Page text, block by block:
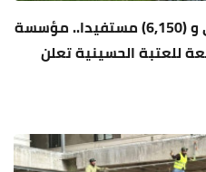
اكثر من (16) مليار دينار عراقي و (6,150) مستفيدا.. مؤسسة
للعتبة الحسينية تعلن